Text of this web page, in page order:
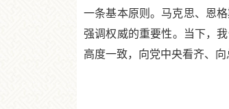
一条基本原则。马克思、恩
强调权威的重要性。当下，
高度一致，向党中央看齐、向